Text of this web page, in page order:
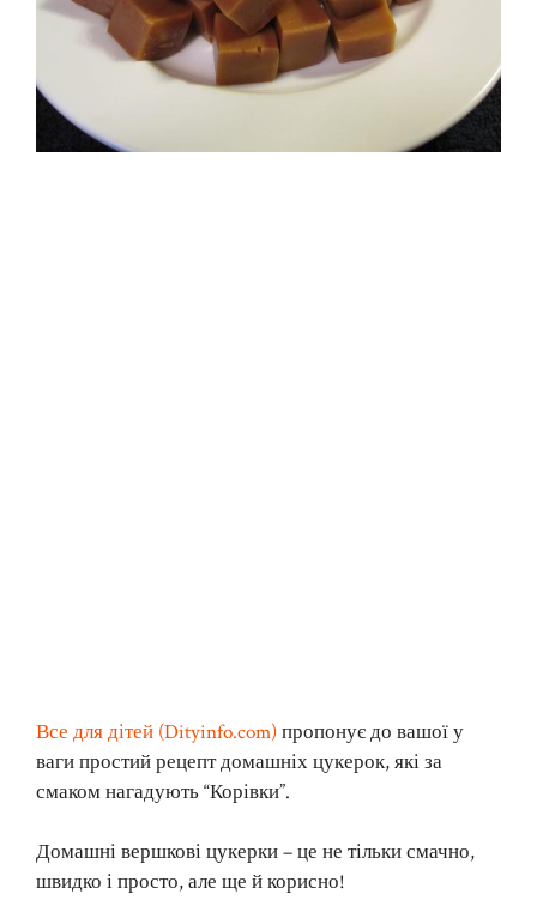
Все для дітей (Dityinfo.com)пропонує до вашої у
ваги простий рецепт домашніх цукерок, які за
смаком нагадують “Корівки”.
Домашні вершкові цукерки – це не тільки смачно,
швидко і просто, але ще й корисно!